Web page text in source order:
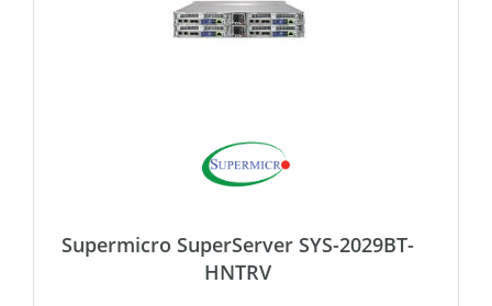
Supermicro SuperServer SYS-2029BT-
HNTRV